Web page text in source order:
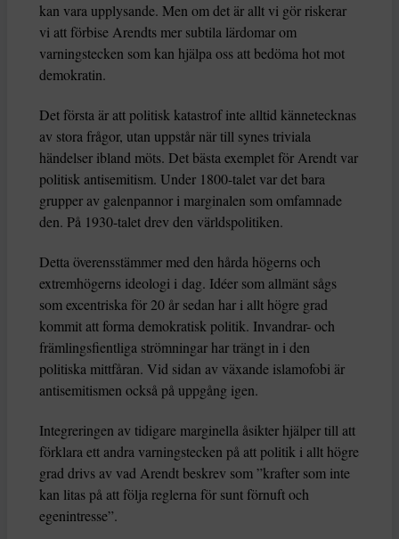
kan vara upplysande. Men om det är allt vi gör riskerar
vi att förbise Arendts mer subtila lärdomar om
varningstecken som kan hjälpa oss att bedöma hot mot
demokratin.
Det första är att politisk katastrof inte alltid kännetecknas
av stora frågor, utan uppstår när till synes triviala
händelser ibland möts. Det bästa exemplet för Arendt var
politisk antisemitism. Under 1800-talet var det bara
grupper av galenpannor i marginalen som omfamnade
den. På 1930-talet drev den världspolitiken.
Detta överensstämmer med den hårda högerns och
extremhögerns ideologi i dag. Idéer som allmänt sågs
som excentriska för 20 år sedan har i allt högre grad
kommit att forma demokratisk politik. Invandrar- och
främlingsfientliga strömningar har trängt in i den
politiska mittfåran. Vid sidan av växande islamofobi är
antisemitismen också på uppgång igen.
Integreringen av tidigare marginella åsikter hjälper till att
förklara ett andra varningstecken på att politik i allt högre
grad drivs av vad Arendt beskrev som ”krafter som inte
kan litas på att följa reglerna för sunt förnuft och
egenintresse”.